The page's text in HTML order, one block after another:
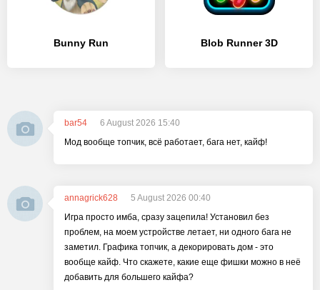
Bunny Run Blob Runner 3D
bar54
6 August 2026 15:40
Мод вообще топчик, всё работает, бага нет, кайф!
annagrick628
5 August 2026 00:40
Игра просто имба, сразу зацепила! Установил без
проблем, на моем устройстве летает, ни одного бага не
заметил. Графика топчик, а декорировать дом - это
вообще кайф. Что скажете, какие еще фишки можно в неё
добавить для большего кайфа?